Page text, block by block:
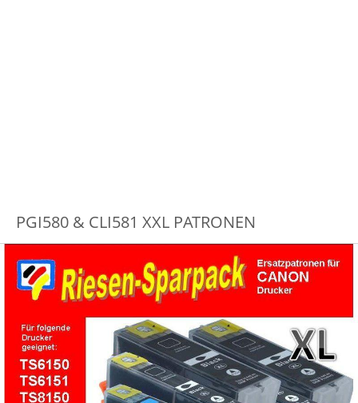
PGI580 & CLI581 XXL PATRONEN